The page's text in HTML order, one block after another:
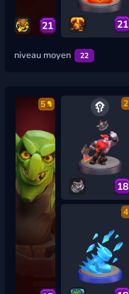
21 21
niveau moyen 22
5 2
18
4